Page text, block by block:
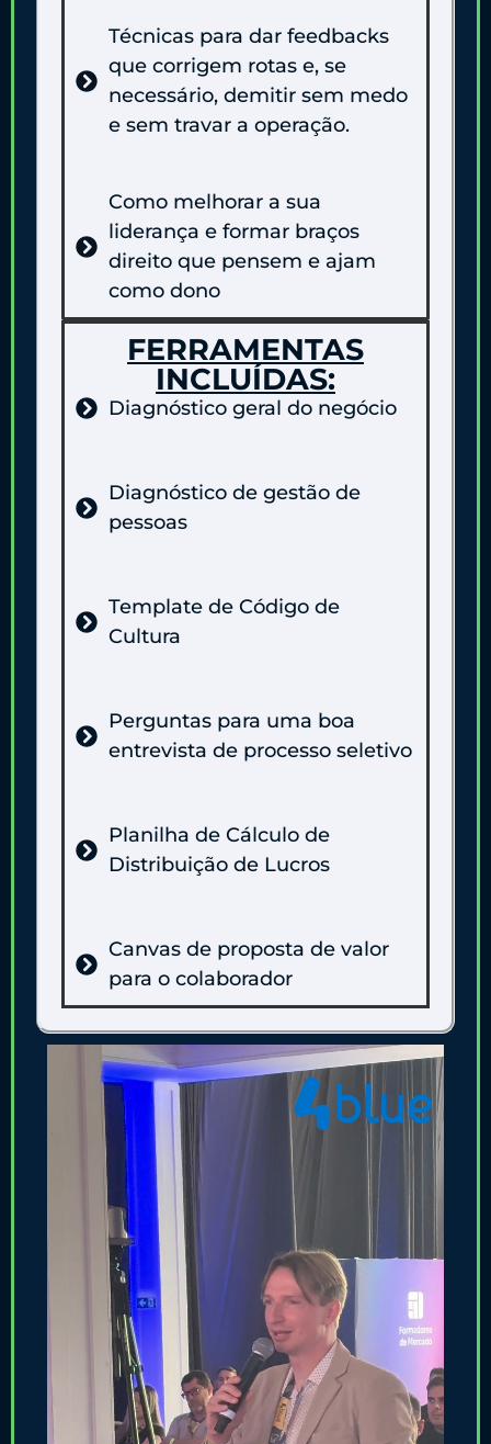
Técnicas para dar feedbacks
que corrigem rotas e, se
necessário, demitir sem medo
e sem travar a operação.
Como melhorar a sua
liderança e formar braços
direito que pensem e ajam
como dono
FERRAMENTAS
INCLUÍDAS:
Diagnóstico geral do negócio
Diagnóstico de gestão de
pessoas
Template de Código de
Cultura
Perguntas para uma boa
entrevista de processo seletivo
Planilha de Cálculo de
Distribuição de Lucros
Canvas de proposta de valor
para o colaborador